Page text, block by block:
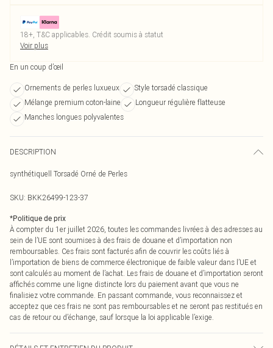
18+, T&C applicables. Crédit soumis à statut
Voir plus
En un coup d’œil
Ornements de perles luxueux
Style torsadé classique
Mélange premium coton-laine
Longueur régulière flatteuse
Manches longues polyvalentes
DESCRIPTION
synthétiquell Torsadé Orné de Perles
SKU: BKK26499-123-37
*Politique de prix
À compter du 1er juillet 2026, toutes les commandes livrées à des adresses au
sein de l’UE sont soumises à des frais de douane et d’importation non
remboursables. Ces frais sont facturés afin de couvrir les coûts liés à
l’importation de biens de commerce électronique de faible valeur dans l’UE et
sont calculés au moment de l’achat. Les frais de douane et d’importation seront
affichés comme une ligne distincte lors du paiement avant que vous ne
finalisiez votre commande. En passant commande, vous reconnaissez et
acceptez que ces frais ne sont pas remboursables et ne seront pas restitués en
cas de retour ou d’échange, sauf lorsque la loi applicable l’exige.